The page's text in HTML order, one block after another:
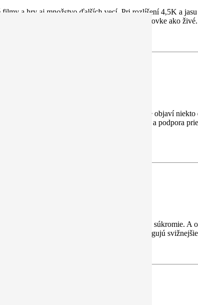
a hry aj množstvo ďalších vecí. Pri rozlíšení 4,5K a
ako miliardou farieb vyzerá všetko na obrazovke ako živé.
z miesta na miesto alebo sa v zábere objaví
kvality, sústava šiestich reproduktorov a podpora
a už v základe je zabezpečený a chráni tvoje súkromie. A
Adobe Photoshop sú v macOS rýchlejšie a reagujú